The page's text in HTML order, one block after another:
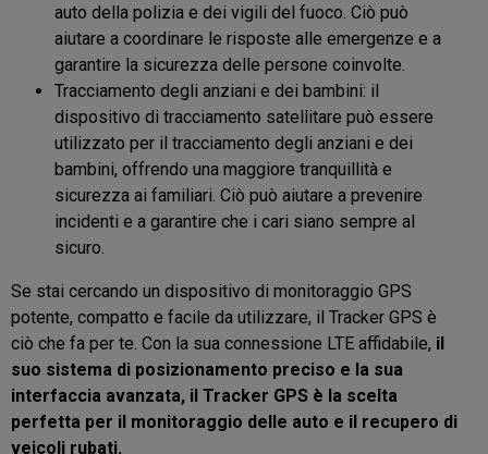
auto della polizia e dei vigili del fuoco. Ciò può
aiutare a coordinare le risposte alle emergenze e a
garantire la sicurezza delle persone coinvolte.
Tracciamento degli anziani e dei bambini: il
dispositivo di tracciamento satellitare può essere
utilizzato per il tracciamento degli anziani e dei
bambini, offrendo una maggiore tranquillità e
sicurezza ai familiari. Ciò può aiutare a prevenire
incidenti e a garantire che i cari siano sempre al
sicuro.
Se stai cercando un dispositivo di monitoraggio GPS
potente, compatto e facile da utilizzare, il Tracker GPS è
ciò che fa per te. Con la sua connessione LTE affidabile, il
suo sistema di posizionamento preciso e la sua
interfaccia avanzata, il Tracker GPS è la scelta
perfetta per il monitoraggio delle auto e il recupero di
veicoli rubati.